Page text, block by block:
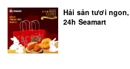
Hải sản tươi
24h Seamart